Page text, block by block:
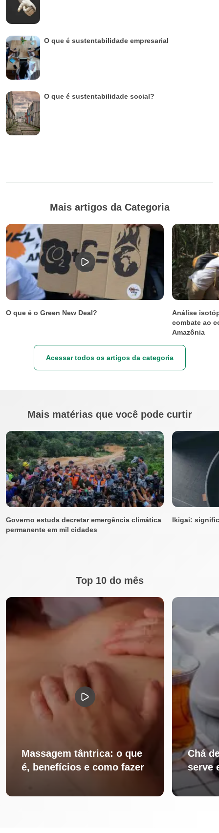
O que é sustentabilidade empresarial
O que é sustentabilidade social?
Mais artigos da Categoria
O que é o Green New Deal?
Análise
combate ao
Amazônia
Acessar todos os artigos da categoria
Mais matérias que você pode curtir
Governo estuda decretar emergência climática
permanente em mil cidades
Ikigai:
Top 10 do mês
Massagem tântrica: o que
é, benefícios e como fazer
Chá
serve